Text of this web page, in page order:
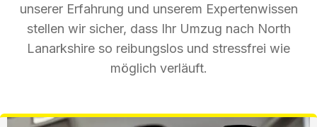
unserer Erfahrung und unserem Expertenwissen
stellen wir sicher, dass Ihr Umzug nach North
Lanarkshire so reibungslos und stressfrei wie
möglich verläuft.